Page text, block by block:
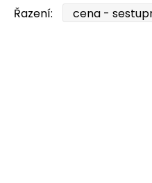
Řazení: